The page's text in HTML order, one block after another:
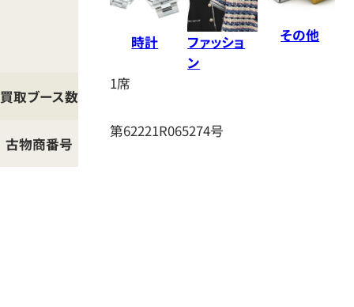
時計
ファッショ
ン
その他
買取ブース数
1席
古物商番号
第62221R065274号